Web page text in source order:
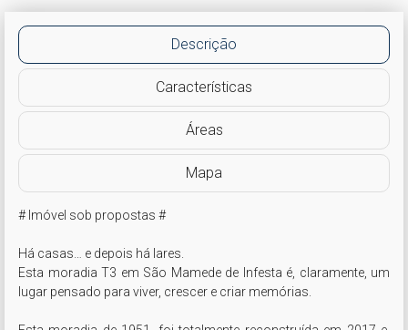
Descrição
Características
Áreas
Mapa
# Imóvel sob propostas #
Há casas… e depois há lares.
Esta moradia T3 em São Mamede de Infesta é, claramente, um
lugar pensado para viver, crescer e criar memórias.